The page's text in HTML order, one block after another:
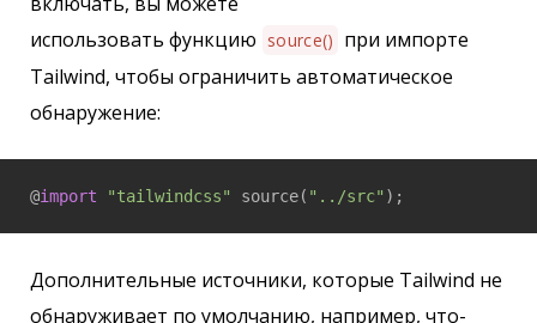
использовать функцию source() при импорте
Tailwind, чтобы ограничить автоматическое
обнаружение:
@import "tailwindcss" source( "../src" );
Дополнительные источники, которые Tailwind не
обнаруживает по умолчанию, например, что-